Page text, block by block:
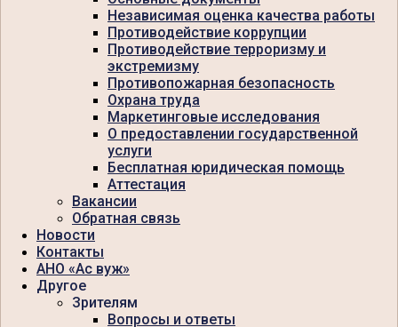
Независимая оценка качества работы
Противодействие коррупции
Противодействие терроризму и
экстремизму
Противопожарная безопасность
Охрана труда
Маркетинговые исследования
О предоставлении государственной
услуги
Бесплатная юридическая помощь
Аттестация
Вакансии
Обратная связь
Новости
Контакты
АНО «Ас вуж»
Другое
Зрителям
Вопросы и ответы